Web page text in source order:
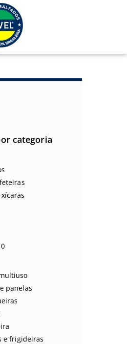
categoria
panelas
e frigideiras